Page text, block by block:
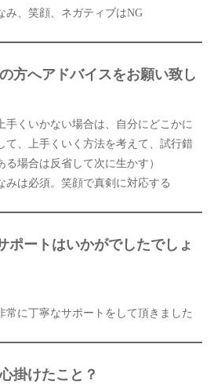
み、笑顔、ネガティブはNG
方へアドバイスをお願い致し
手くいかない場合は、自分にどこかに
て、上手くいく方法を考えて、試行錯
場合は反省して次に生かす）
みは必須。笑顔で真剣に対応する
ポートはいかがでしたでしょ
常に丁寧なサポートをして頂きました
掛けたこと？